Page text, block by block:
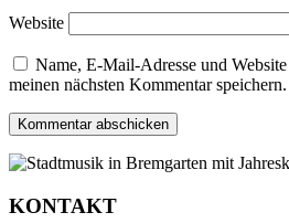
Website
Name, E-Mail-Adresse und
meinen nächsten Kommentar speichern.
KONTAKT